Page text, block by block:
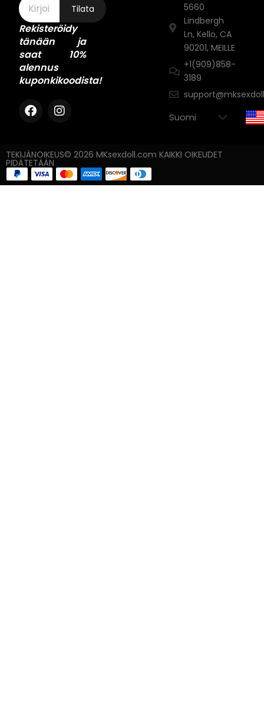
Tilata
Rekisteröidy
tänään ja
saat 10%
alennus
kuponkikoodista!
5660
Lindbergh
Ln, Kello, CA
90201, MEILLE
+1(909)858-
3189
TEKIJÄNOIKEUS© 2026 MKsexdoll.com KAIKKI OIKEUDET
PIDÄTETÄÄN